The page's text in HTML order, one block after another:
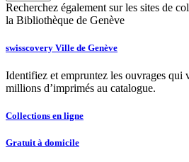
Recherchez également sur les sites de
la Bibliothèque de Genève
swisscovery Ville de Genève
Identifiez et empruntez les ouvrages qui
millions d’imprimés au catalogue.
Collections en ligne
Gratuit à domicile